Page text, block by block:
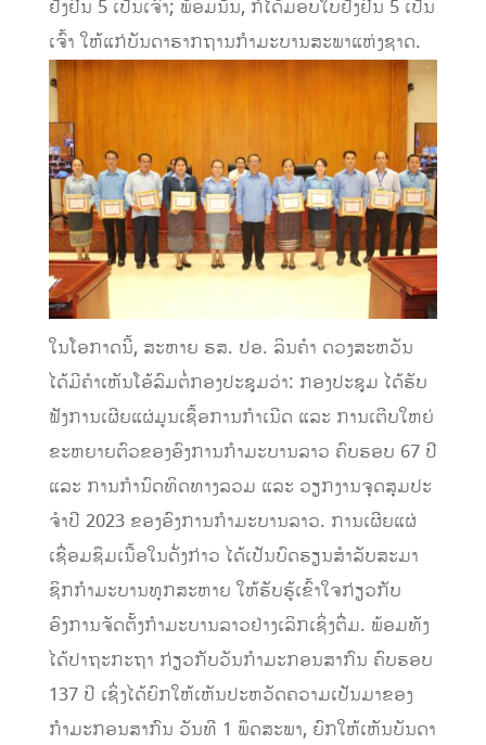
ຢັ້ງຢືນ 5 ເປັນເຈົ້າ; ພ້ອມນັ້ນ, ກໍໄດ້ມອບໃບຢັ້ງຢືນ 5 ເປັນ
ເຈົ້າ ໃຫ້ແກ່ບັນດາຮາກຖານກຳມະບານສະພາແຫ່ງຊາດ.
ໃນໂອກາດນີ້, ສະຫາຍ ຮສ. ປອ. ລິນຄໍາ ດວງສະຫວັນ
ໄດ້ມີຄຳເຫັນໂອ້ລົມຕໍ່ກອງປະຊຸມວ່າ: ກອງປະຊຸມ ໄດ້ຮັບ
ຟັງການເຜີຍແຜ່ມູນເຊື້ອການກໍາເນີດ ແລະ ການເຕີບໃຫຍ່
ຂະຫຍາຍຕົວຂອງອົງການກໍາມະບານລາວ ຄົບຮອບ 67 ປີ
ແລະ ການກໍານົດທິດທາງລວມ ແລະ ວຽກງານຈຸດສຸມປະ
ຈໍາປີ 2023 ຂອງອົງການກໍາມະບານລາວ. ການເຜີຍແຜ່
ເຊື່ອມຊຶມເນື້ອໃນດັ່ງກ່າວ ໄດ້ເປັນບົດຮຽນສໍາລັບສະມາ
ຊິກກໍາມະບານທຸກສະຫາຍ ໃຫ້ຮັບຮູ້ເຂົ້າໃຈກ່ຽວກັບ
ອົງການຈັດຕັ້ງກໍາມະບານລາວຢ່າງເລິກເຊິ່ງຕື່ມ. ພ້ອມທັງ
ໄດ້ປາຖະກະຖາ ກ່ຽວກັບວັນກໍາມະກອນສາກົນ ຄົບຮອບ
137 ປີ ເຊິ່ງໄດ້ຍົກໃຫ້ເຫັນປະຫວັດຄວາມເປັນມາຂອງ
ກໍາມະກອນສາກົນ ວັນທີ 1 ພຶດສະພາ, ຍົກໃຫ້ເຫັນບັນດາ